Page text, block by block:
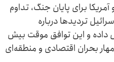
آمریکا برای پایان جنگ، تداوم
تردیدها درباره
داده و این توافق موقت بیش
بحران اقتصادی و منطقه‌ای